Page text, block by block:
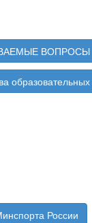
ВОПРОСЫ
образовательных
России